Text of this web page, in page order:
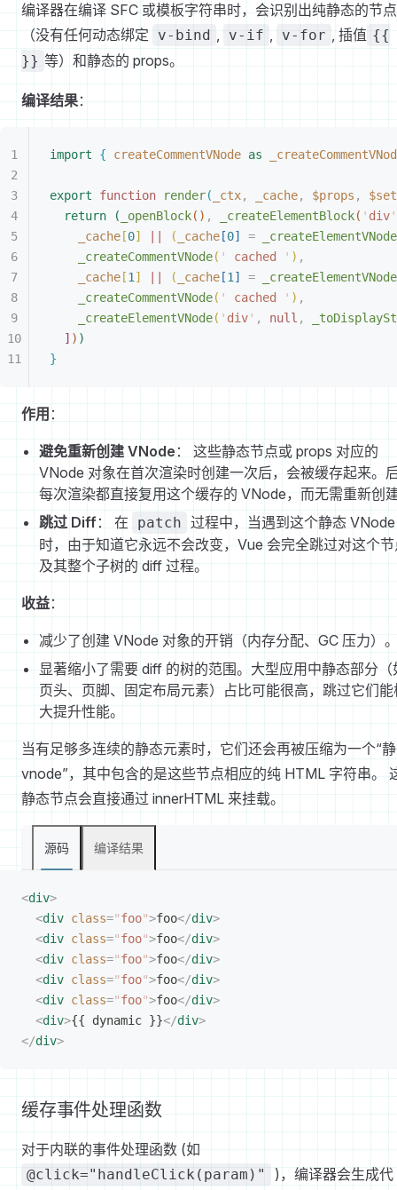
编译器在编译 SFC 或模板字符串时，会识别出纯静态的节点
（没有任何动态绑定
v-bind , v-if , v-for , 插值 {{
}} 等）和静态的 props。
编译结果：
import { createCommentVNode as
export function render( _ctx, _cache, $props ,
return
( _openBlock( ) , _createElementBlock( ' div'
_cache [0] ( _cache [0] = _createElementVNode
_createCommentVNode( ' cached ' ) ,
_cache [1 ] ( _cache [1 ] = _createElementVNode
_createCommentVNode( ' cached ' ) ,
_createElementVNode( ' div' , null ,
] ) )
}
作用 ：
避免重新创建 VNode ： 这些静态节点或 props 对应的
VNode 对象在首次渲染时创建一次后，会被缓存起来。
每次渲染都直接复用这个缓存的 VNode，而无需重新创
跳过 Diff： 在 patch 过程中，当遇到这个静态 VNode
时，由于知道它永远不会改变，Vue 会完全跳过对这个
及其整个子树的 diff 过程。
收益：
减少了创建 VNode 对象的开销（内存分配、GC 压力）
显著缩小了需要 diff 的树的范围。大型应用中静态部分（
页头、页脚、固定布局元素）占比可能很高，跳过它们能
大提升性能。
当有足够多连续的静态元素时，它们还会再被压缩为一个“
vnode”，其中包含的是这些节点相应的纯 HTML 字符串。
静态节点会直接通过 innerHTML 来挂载。
源码 编译结果
<div>
<div class="foo">foo</div>
<div class="foo">foo</div>
<div class="foo">foo</div>
<div class="foo">foo</div>
<div class="foo">foo</div>
<div>{{ dynamic }}</div>
</div>
缓存事件处理函数
对于内联的事件处理函数 (如
@click="handleClick(param)"
)，编译器会生成代